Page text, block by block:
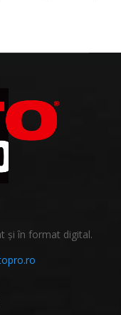
și în format digital.